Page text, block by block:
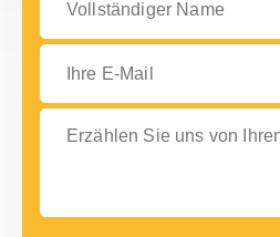
Ihre E-Mail
Erzählen Sie uns von Ihren